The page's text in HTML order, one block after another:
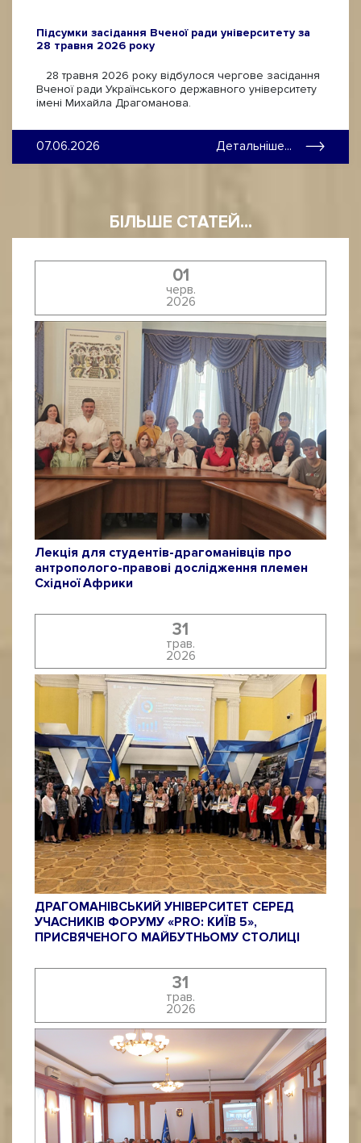
Підсумки засідання Вченої ради університету за
28 травня 2026 року
28 травня 2026 року відбулося чергове засідання
Вченої ради Українського державного університету
імені Михайла Драгоманова.
07.06.2026 Детальніше...
БІЛЬШЕ СТАТЕЙ...
01
черв.
2026
Лекція для студентів-драгоманівців про
антрополого-правові дослідження племен
Східної Африки
31
трав.
2026
ДРАГОМАНІВСЬКИЙ УНІВЕРСИТЕТ СЕРЕД
УЧАСНИКІВ ФОРУМУ «PRO: КИЇВ 5»,
ПРИСВЯЧЕНОГО МАЙБУТНЬОМУ СТОЛИЦІ
31
трав.
2026